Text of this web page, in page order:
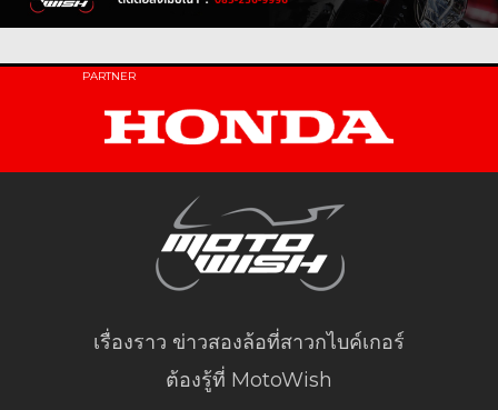
PARTNER
เรื่องราว ข่าวสองล้อที่สาวกไบค์เกอร์
ต้องรู้ที่ MotoWish